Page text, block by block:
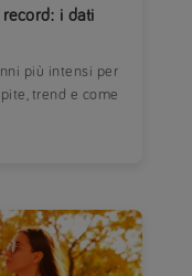
i dati
più intensi per
trend e come